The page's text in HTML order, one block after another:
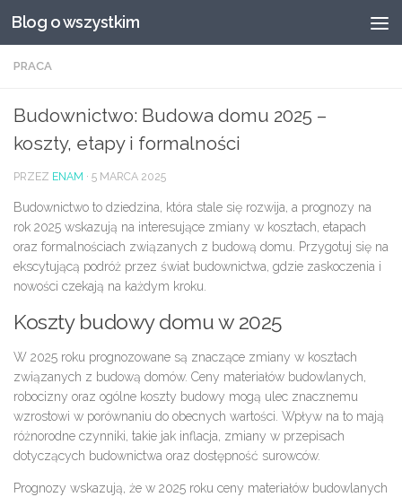
Przeskocz do treści
Blog o wszystkim
PRACA
Budownictwo: Budowa domu 2025 –
koszty, etapy i formalności
PRZEZ ENAM · 5 MARCA 2025
Budownictwo to dziedzina, która stale się rozwija, a prognozy na
rok 2025 wskazują na interesujące zmiany w kosztach, etapach
oraz formalnościach związanych z budową domu. Przygotuj się na
ekscytującą podróż przez świat budownictwa, gdzie zaskoczenia i
nowości czekają na każdym kroku.
Koszty budowy domu w 2025
W 2025 roku prognozowane są znaczące zmiany w kosztach
związanych z budową domów. Ceny materiałów budowlanych,
robocizny oraz ogólne koszty budowy mogą ulec znacznemu
wzrostowi w porównaniu do obecnych wartości. Wpływ na to mają
różnorodne czynniki, takie jak inflacja, zmiany w przepisach
dotyczących budownictwa oraz dostępność surowców.
Prognozy wskazują, że w 2025 roku ceny materiałów budowlanych